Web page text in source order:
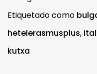
Etiquetado como
hetelerasmusplus,
kutxa